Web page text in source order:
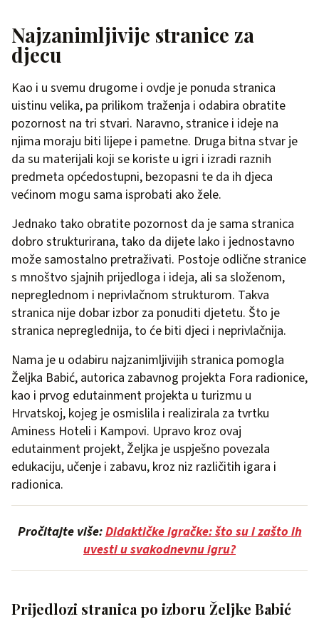
Najzanimljivije stranice za
djecu
Kao i u svemu drugome i ovdje je ponuda stranica
uistinu velika, pa prilikom traženja i odabira obratite
pozornost na tri stvari. Naravno, stranice i ideje na
njima moraju biti lijepe i pametne. Druga bitna stvar je
da su materijali koji se koriste u igri i izradi raznih
predmeta općedostupni, bezopasni te da ih djeca
većinom mogu sama isprobati ako žele.
Jednako tako obratite pozornost da je sama stranica
dobro strukturirana, tako da dijete lako i jednostavno
može samostalno pretraživati. Postoje odlične stranice
s mnoštvo sjajnih prijedloga i ideja, ali sa složenom,
nepreglednom i neprivlačnom strukturom. Takva
stranica nije dobar izbor za ponuditi djetetu. Što je
stranica nepreglednija, to će biti djeci i neprivlačnija.
Nama je u odabiru najzanimljivijih stranica pomogla
Željka Babić, autorica zabavnog projekta Fora radionice,
kao i prvog edutainment projekta u turizmu u
Hrvatskoj, kojeg je osmislila i realizirala za tvrtku
Aminess Hoteli i Kampovi. Upravo kroz ovaj
edutainment projekt, Željka je uspješno povezala
edukaciju, učenje i zabavu, kroz niz različitih igara i
radionica.
Pročitajte više:Didaktičke igračke: što su i zašto ih
uvesti u svakodnevnu igru?
Prijedlozi stranica po izboru Željke Babić